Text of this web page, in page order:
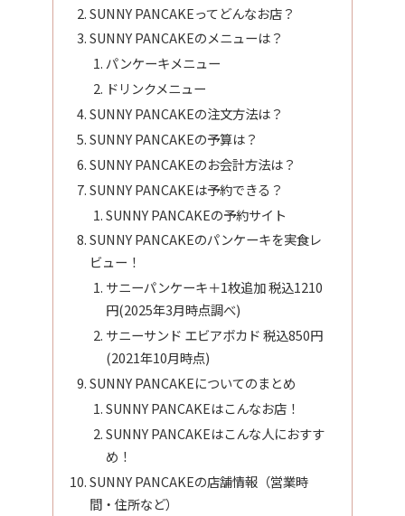
SUNNY PANCAKEってどんなお店？
SUNNY PANCAKEのメニューは？
パンケーキメニュー
ドリンクメニュー
SUNNY PANCAKEの注文方法は？
SUNNY PANCAKEの予算は？
SUNNY PANCAKEのお会計方法は？
SUNNY PANCAKEは予約できる？
SUNNY PANCAKEの予約サイト
SUNNY PANCAKEのパンケーキを実食レ
ビュー！
サニーパンケーキ＋1枚追加 税込1210
円(2025年3月時点調べ)
サニーサンド エビアボカド 税込850円
(2021年10月時点)
SUNNY PANCAKEについてのまとめ
SUNNY PANCAKEはこんなお店！
SUNNY PANCAKEはこんな人におすす
め！
SUNNY PANCAKEの店舗情報（営業時
間・住所など）